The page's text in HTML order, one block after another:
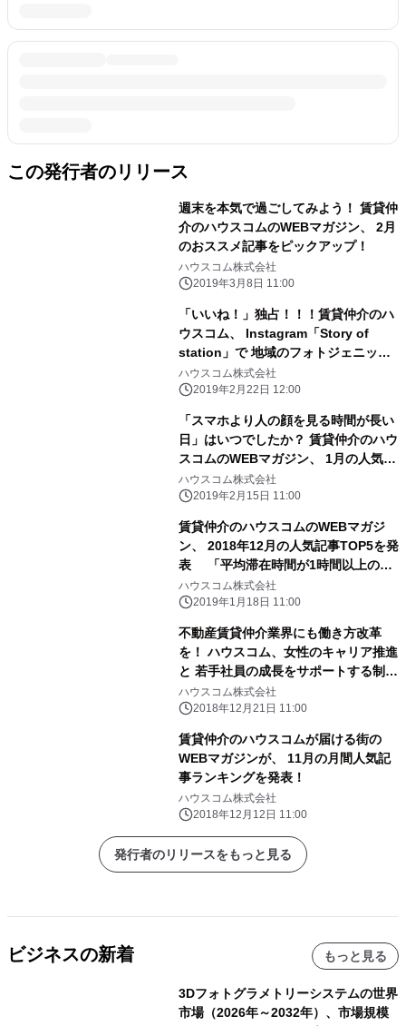
この発行者のリリース
週末を本気で過ごしてみよう！ 賃貸仲
介のハウスコムのWEBマガジン、 2月
のおススメ記事をピックアップ！
ハウスコム株式会社
2019年3月8日 11:00
「いいね！」独占！！！賃貸仲介のハ
ウスコム、 Instagram「Story of
station」で 地域のフォトジェニック
なスポットを紹介
ハウスコム株式会社
2019年2月22日 12:00
「スマホより人の顔を見る時間が長い
日」はいつでしたか？ 賃貸仲介のハウ
スコムのWEBマガジン、 1月の人気記
事TOP5を発表！
ハウスコム株式会社
2019年2月15日 11:00
賃貸仲介のハウスコムのWEBマガジ
ン、 2018年12月の人気記事TOP5を発
表 「平均滞在時間が1時間以上の靴
屋のある街」が2位に！
ハウスコム株式会社
2019年1月18日 11:00
不動産賃貸仲介業界にも働き方改革
を！ ハウスコム、女性のキャリア推進
と 若手社員の成長をサポートする制度
を強化
ハウスコム株式会社
2018年12月21日 11:00
賃貸仲介のハウスコムが届ける街の
WEBマガジンが、 11月の月間人気記
事ランキングを発表！
ハウスコム株式会社
2018年12月12日 11:00
発行者のリリースをもっと見る
ビジネスの新着 もっと見る
3Dフォトグラメトリーシステムの世界
市場（2026年～2032年）、市場規模